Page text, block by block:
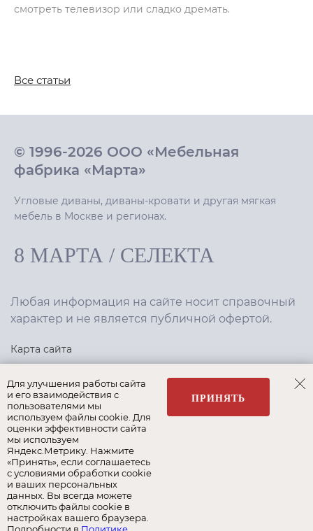
смотреть телевизор или сладко дремать.
Все статьи
© 1996-2026 ООО «Мебельная
фабрика «Марта»
Угловые диваны, диваны-кровати и другая мягкая
мебель в Москве и регионах.
8 МАРТА / СЕЛЕКТА
Любая информация на сайте носит справочный
характер и не является публичной офертой.
Карта сайта
Политика конфиденциальности
Создание сайта,интернет-маркетинг
Наши бренды:
8 Марта Селекта
Для улучшения работы сайта
и его взаимодействия с
пользователями мы
используем файлы cookie. Для
оценки эффективности сайта
мы используем
Яндекс.Метрику. Нажмите
«Принять», если соглашаетесь
с условиями обработки cookie
и ваших персональных
данных. Вы всегда можете
отключить файлы cookie в
настройках вашего браузера.
ПРИНЯТЬ